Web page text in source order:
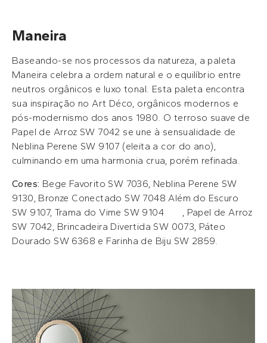
Maneira
Baseando-se nos processos da natureza, a paleta
Maneira celebra a ordem natural e o equilíbrio entre
neutros orgânicos e luxo tonal. Esta paleta encontra
sua inspiração no Art Déco, orgânicos modernos e
pós-modernismo dos anos 1980. O terroso suave de
Papel de Arroz SW 7042 se une à sensualidade de
Neblina Perene SW 9107 (eleita a cor do ano),
culminando em uma harmonia crua, porém refinada.
Cores: Bege Favorito SW 7036, Neblina Perene SW
9130, Bronze Conectado SW 7048 Além do Escuro
SW 9107, Trama do Vime SW 9104 , Papel de Arroz
SW 7042, Brincadeira Divertida SW 0073, Páteo
Dourado SW 6368 e Farinha de Biju SW 2859.